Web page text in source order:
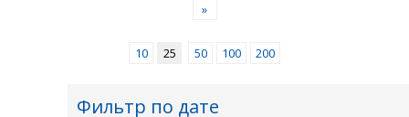
»
10 25 50 100 200
Фильтр по дате